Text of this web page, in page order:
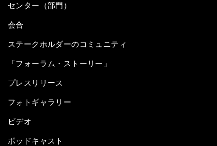
センター（部門）
会合
ステークホルダーのコミュニティ
「フォーラム・ストーリー」
プレスリリース
フォトギャラリー
ビデオ
ポッドキャスト